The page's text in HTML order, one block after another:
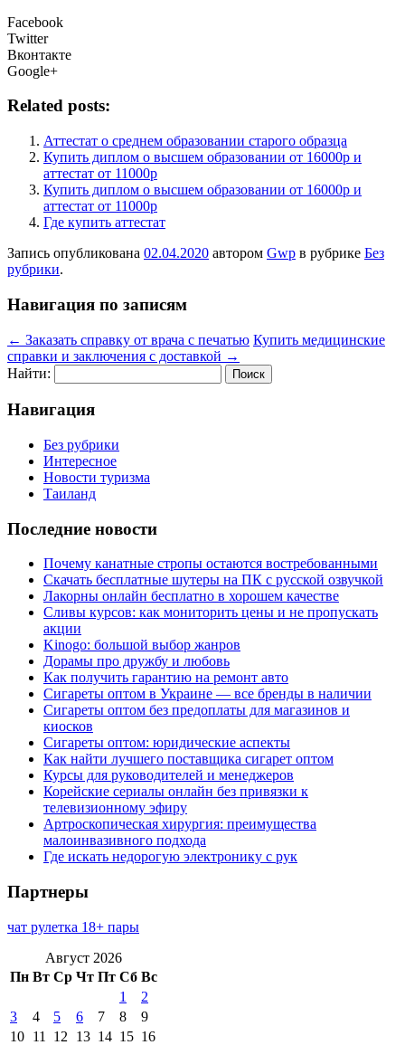
Facebook
Twitter
Вконтакте
Google+
Related posts:
Аттестат о среднем образовании старого образца
Купить диплом о высшем образовании от 16000р и
аттестат от 11000р
Купить диплом о высшем образовании от 16000р и
аттестат от 11000р
Где купить аттестат
Запись опубликована 02.04.2020 автором Gwp в рубрике Без
рубрики.
Навигация по записям
← Заказать справку от врача с печатью Купить медицинские
справки и заключения с доставкой →
Найти:
Навигация
Без рубрики
Интересное
Новости туризма
Таиланд
Последние новости
Почему канатные стропы остаются востребованными
Скачать бесплатные шутеры на ПК с русской озвучкой
Лакорны онлайн бесплатно в хорошем качестве
Сливы курсов: как мониторить цены и не пропускать
акции
Kinogo: большой выбор жанров
Дорамы про дружбу и любовь
Как получить гарантию на ремонт авто
Сигареты оптом в Украине — все бренды в наличии
Сигареты оптом без предоплаты для магазинов и
киосков
Сигареты оптом: юридические аспекты
Как найти лучшего поставщика сигарет оптом
Курсы для руководителей и менеджеров
Корейские сериалы онлайн без привязки к
телевизионному эфиру
Артроскопическая хирургия: преимущества
малоинвазивного подхода
Где искать недорогую электронику с рук
Партнеры
чат рулетка 18+ пары
Август 2026
Пн Вт Ср Чт Пт Сб Вс
1
2
3
4 5 6 7 8
9
10 11 12 13 14 15 16